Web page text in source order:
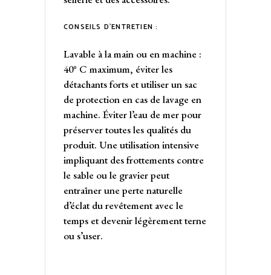
CONSEILS D’ENTRETIEN :
Lavable à la main ou en machine :
40° C maximum, éviter les
détachants forts et utiliser un sac
de protection en cas de lavage en
machine. Éviter l’eau de mer pour
préserver toutes les qualités du
produit. Une utilisation intensive
impliquant des frottements contre
le sable ou le gravier peut
entraîner une perte naturelle
d’éclat du revêtement avec le
temps et devenir légèrement terne
ou s’user.